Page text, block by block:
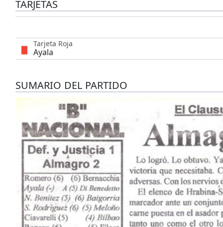
TARJETAS
Tarjeta Roja
Ayala
SUMARIO DEL PARTIDO